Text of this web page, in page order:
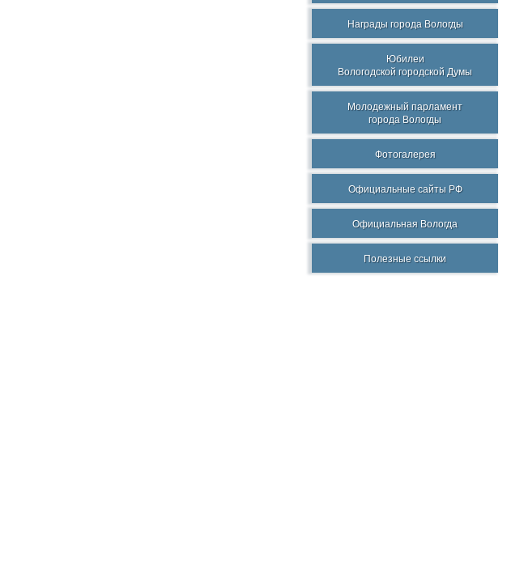
Награды города Вологды
Юбилеи
Вологодской городской Думы
Молодежный парламент
города Вологды
Фотогалерея
Официальные сайты РФ
Официальная Вологда
Полезные ссылки